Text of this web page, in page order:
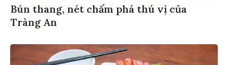
Bún thang, nét chấm phá thú vị của
Tràng An